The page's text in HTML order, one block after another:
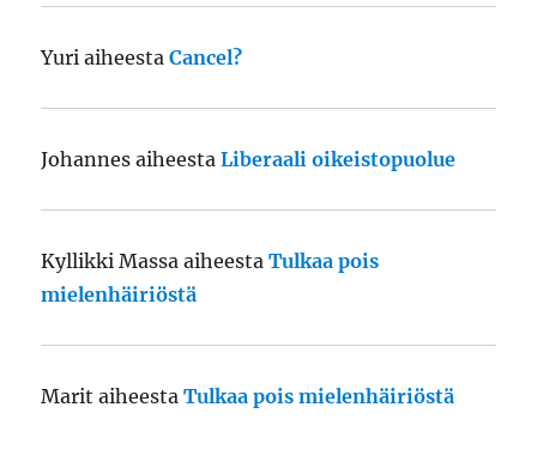
Yuri aiheestaCancel?
Johannes aiheestaLiberaali oikeistopuolue
Kyllikki Massa aiheestaTulkaa pois
mielenhäiriöstä
Marit aiheestaTulkaa pois mielenhäiriöstä